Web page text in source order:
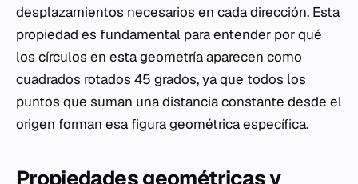
desplazamientos necesarios en cada dirección. Esta
propiedad es fundamental para entender por qué
los círculos en esta geometría aparecen como
cuadrados rotados 45 grados, ya que todos los
puntos que suman una distancia constante desde el
origen forman esa figura geométrica específica.
Propiedades geométricas y